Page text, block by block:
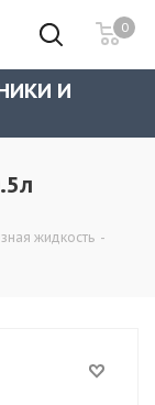
0
И
жидкость -